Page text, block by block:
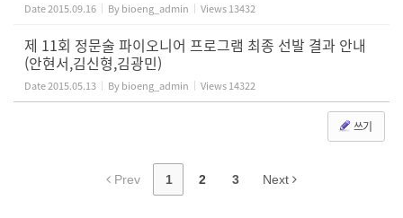
Date2015.09.16 Bybioeng_admin Views13432
제 11회 정문술 파이오니어 프로그램 최종 선발 결과 안내
(안현서,김신형,김광민)
Date2015.05.13 Bybioeng_admin Views14322
쓰기
Prev 1 2 3 Next